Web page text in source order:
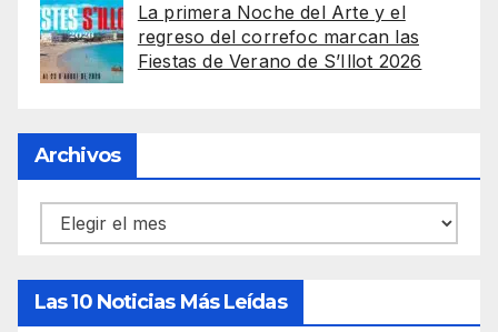
La primera Noche del Arte y el
regreso del correfoc marcan las
Fiestas de Verano de S’Illot 2026
Archivos
Archivos
Las 10 Noticias Más Leídas